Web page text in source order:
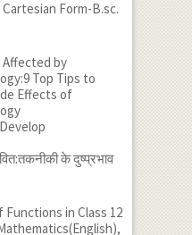
Form-B.sc.
Affected by
Top Tips to
Effects of
के दुष्प्रभाव
Functions in Class 12